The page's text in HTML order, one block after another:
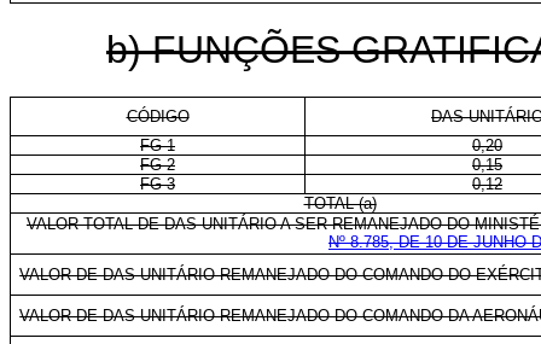
b) FUNÇÕES
CÓDIGO
DAS-
FG-1
0,20
FG-2
0,15
FG-3
0,12
TOTAL (a)
VALOR TOTAL DE DAS-UNITÁRIO A SER REMANEJADO DO
Nº 8.785, DE 10 DE JUNHO
VALOR DE DAS-UNITÁRIO REMANEJADO DO COMANDO DO
VALOR DE DAS-UNITÁRIO REMANEJADO DO COMANDO DA